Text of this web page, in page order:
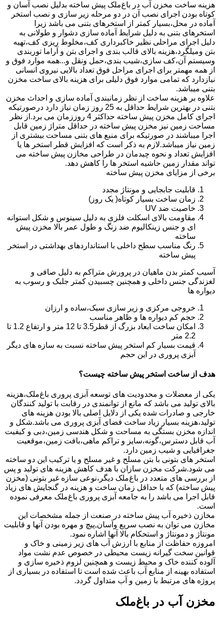
هزینه ساخت مخزن آب در باغ‌ملک پیش ساخته بدلیل نصب آسان و
کوتاه بودن اجرای نصب آن در دو مرحله زیر سازی و نصب استخر
آماده در محل،بسیار کمتر از استخرهای بتنی می باشد زیرا
استخرهای بتنی به دلیل شرایط آماده سازی دشوار و طولانی به
دلیل اجرای مراحلی نظیر خاکبرداری کف،مخلوط ریزی کف،تهیه
بتن ومیلگرد،هزینه بالای قالب بندی و اجرای بتن و آراما توربندی
وسیستم آن،کف سازی،شیب بندی،حمل ونقل و...همه موارد فوق و
از همه مهمتر برای اجرای مراحل فوق تعداد بالایی نیروی انسانی
نیازدارد که تمامی موارد فوق دلیلی برای هزینه بالای ساخت مخزن
بتنی میباشد.
علاوه بر هزینه ساخت از نظر زمانبندی آماده سازی و احداث مخزن
بتنی در بهترین شرایط حداقل به 25 روز زمان نیاز دارد درصورتیکه
اجرای کامل مخزن پیش ساخته حداکثر 4 روززمان می برد.از نظر
مساحت زمین نیز مخزن پیش ساخته در حداقل متراژ زمین قابل
اجرا میباشند در صورتیکه برای منبع های بتنی مساحت بیشتری از
زمین نیاز میباشد.لازم به ذکر است که افزایش قطر استخر ها یا
افزایش تعداد و نحوه چیدمان در طراحی مخازن پیش ساخته می
تواند مقدار زمین حاشیه استخر ها را کاهش دهد.
برخی از مزایای مخزن پیش ساخته
قابلیت جابجایی و مونتاژ مجدد
زمان ساخت بسیار کوتاه( یک روز)
خاصیت ضد UV
مقاومت بالای اسکلت فلزی به دلیل سینوس و شکل استوانه
ای و جنس زینکالیوم ضد زنگ و طول عمر بالا مخزن پیش
ساخته
رنگ مناسب سطح داخلی با استانداردهای بهداشتی در استخر
پیش ساخته
آسیب کمتر بدن ماهیان در پرورش متراکم به دلیل صافی و
لغزندگی جنس داخلی و همچنین چسبیدن کمتر جلبک و رسوب به
دیواره ها
خروجی مرکزی و زیر سازی سبک،ساده و ارزان
حجم کم دیواره ها و ظاهر مناسب
امکان ساخت ابعاد بزرگ از قطر3.5 تا 12 متر و ارتفاع 1.2 تا
2.2 متر
قیمت بسیار کم استخر پیش ساخته نسبت به سازه های دیگر
آبزی پروری در این حجم
هدف از ساخت استخر پیش ساخته چیست؟
یکی از معضلات و محدودیت های توسعه آبزی پروری باغ‌ملک،هزینه
بالای تولید می باشد که مانع از توانمندی در رقابت با تولید کنندگان
خارجی و صادرات شده یکی از دلایل اصلی بالا بودن هزینه های
تولید،هزینه بسیار زیاد ساخت فضای آبزی پروری می باشد.شکل و
اندازه مخزن بستگی به مساحت و شکل هندسی زمین،دبی و کیفیت
آب قابل دسترس،گونه،سایز و تراکم ماهی،بافت زمین،موقعیت
جغرافیایی و شیب زمین دارد.
استخر های بتونی با بتن مسلح و غیر مسلح و یا ترکیب این دو ساخته
می شود.شرکت مخزن سازان با هدف کاهش هزینه های تولید و پس
از بررسی های متعدد در باغ‌ملک دیگر،نوعی سازه غیر بتونی (مخزن
پیش ساخته) که با حداقل زمان ساخت و هزینه در گنجایش های زیاد
قابل اجرا می باشد را به جامعه آبزی پروری باغ‌ملک معرفی نموده
است.
مخازن ذخیره آب پیش ساخته در صنعت از جمله مشخصات این
مخازن می توان به نصب سریع وآسان,پیچ و مهره بودن آنها و قابلیت
مونتاژ و دمونتاژ و استحکام بالا آنها اشاره نمود.
امروزه حفاظت از منابع با ارزش آب های زیر زمینی و خاک و
قوانین سخت گیرانه زیست محیطی در خصوص عدم نشت مواد
آلوده کننده خاک و محیط زیست و همچنین لزوم ذخیره سازی و
استفاده بهینه از منابع آب باعث شده است تا استفاده در بسیاری از
پروژه های مرتبط با زمین و آب متداول گردد.
مخزن آب در باغ‌ملک